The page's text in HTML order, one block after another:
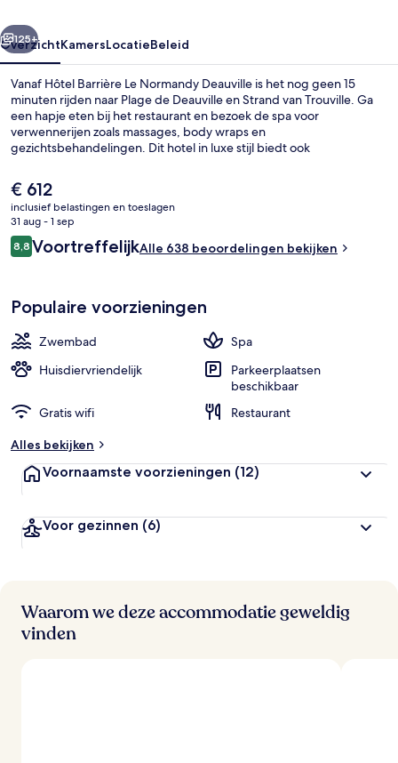
Volgende
125+
OverzichtKamersLocatieBeleid
Vanaf Hôtel Barrière Le Normandy Deauville is het nog geen 15
minuten rijden naar Plage de Deauville en Strand van Trouville. Ga
een hapje eten bij het restaurant en bezoek de spa voor
verwennerijen zoals massages, body wraps en
gezichtsbehandelingen. Dit hotel in luxe stijl biedt ook
bar/lounge. Andere reizigers waarderen de roomservice.
De
huidige
prijs
is
€ 612
€ 612
inclusief belastingen en toeslagen
31 aug - 1 sep
Beoordelingen
8,88,8 op 10 –
VoortreffelijkAlle 638 beoordelingen bekijken
Populaire voorzieningen
Zwembad
Spa
Huisdiervriendelijk
Parkeerplaatsen
beschikbaar
Gratis wifi
Restaurant
Alles bekijken
Voornaamste voorzieningen (12)
Voor gezinnen (6)
Waarom we deze accommodatie geweldig
vinden